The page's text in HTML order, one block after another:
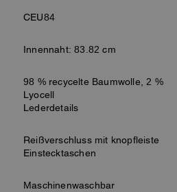
CEU84
Innennaht: 83.82 cm
98 % recycelte Baumwolle, 2 %
Lyocell
Lederdetails
Reißverschluss mit knopfleiste
Einstecktaschen
Maschinenwaschbar